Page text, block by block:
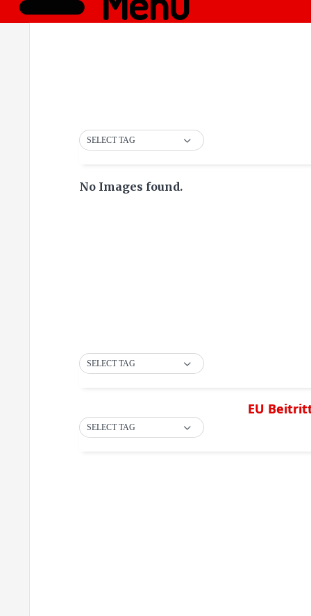
SELECT TAG
No Images found.
SELECT TAG
EU
SELECT TAG